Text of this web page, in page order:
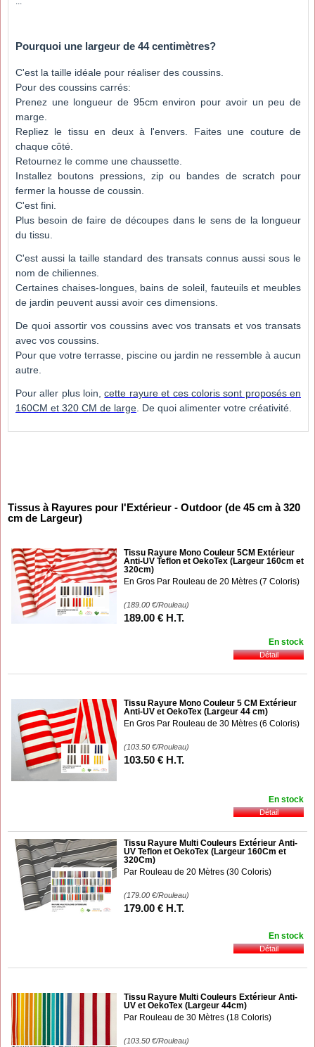
Pourquoi une largeur de 44 centimètres?
C'est la taille idéale pour réaliser des coussins.
Pour des coussins carrés:
Prenez une longueur de 95cm environ pour avoir un peu de
marge.
Repliez le tissu en deux à l'envers. Faites une couture de
chaque côté.
Retournez le comme une chaussette.
Installez boutons pressions, zip ou bandes de scratch pour
fermer la housse de coussin.
C'est fini.
Plus besoin de faire de découpes dans le sens de la longueur
du tissu.
C'est aussi la taille standard des transats connus aussi sous le
nom de chiliennes.
Certaines chaises-longues, bains de soleil, fauteuils et meubles
de jardin peuvent aussi avoir ces dimensions.
De quoi assortir vos coussins avec vos transats et vos transats
avec vos coussins.
Pour que votre terrasse, piscine ou jardin ne ressemble à aucun
autre.
Pour aller plus loin,cette rayure et ces coloris sont proposés en
160CM et 320 CM de large . De quoi alimenter votre créativité.
Tissus à Rayures pour l'Extérieur - Outdoor (de 45 cm à 320
cm de Largeur)
Tissu Rayure Mono Couleur 5CM Extérieur
Anti-UV Teflon et OekoTex (Largeur 160cm et
320cm)
En Gros Par Rouleau de 20 Mètres (7 Coloris)
(189.00 €/Rouleau)
189.00 € H.T.
En stock
Tissu Rayure Mono Couleur 5 CM Extérieur
Anti-UV et OekoTex (Largeur 44 cm)
En Gros Par Rouleau de 30 Mètres (6 Coloris)
(103.50 €/Rouleau)
103.50 € H.T.
En stock
Tissu Rayure Multi Couleurs Extérieur Anti-
UV Teflon et OekoTex (Largeur 160Cm et
320Cm)
Par Rouleau de 20 Mètres (30 Coloris)
(179.00 €/Rouleau)
179.00 € H.T.
En stock
Tissu Rayure Multi Couleurs Extérieur Anti-
UV et OekoTex (Largeur 44cm)
Par Rouleau de 30 Mètres (18 Coloris)
(103.50 €/Rouleau)